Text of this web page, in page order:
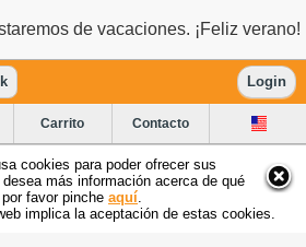
de vacaciones. ¡Feliz verano!
Login
Carrito Contacto
cookies para poder ofrecer sus
más información acerca de qué
favor pinche aquí
implica la aceptación de estas cookies.